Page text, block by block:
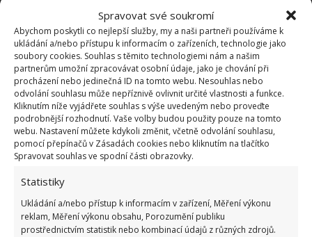
Spravovat své soukromí
Abychom poskytli co nejlepší služby, my a naši partneři používáme k
ukládání a/nebo přístupu k informacím o zařízeních, technologie jako
soubory cookies. Souhlas s těmito technologiemi nám a našim
partnerům umožní zpracovávat osobní údaje, jako je chování při
procházení nebo jedinečná ID na tomto webu. Nesouhlas nebo
odvolání souhlasu může nepříznivě ovlivnit určité vlastnosti a funkce.
Kliknutím níže vyjádřete souhlas s výše uvedeným nebo proveďte
podrobnější rozhodnutí. Vaše volby budou použity pouze na tomto
webu. Nastavení můžete kdykoli změnit, včetně odvolání souhlasu,
pomocí přepínačů v Zásadách cookies nebo kliknutím na tlačítko
Spravovat souhlas ve spodní části obrazovky.
Statistiky
Ukládání a/nebo přístup k informacím v zařízení, Měření výkonu
reklam, Měření výkonu obsahu, Porozumění publiku
prostřednictvím statistik nebo kombinací údajů z různých zdrojů.
Ideální je samozřejmě prevence v podobě ochranné
síťky, která se připevní přes okap. Díky ní do žlábku
nebudou padat listy ani jiné nečistoty. Pokud si
s čištěním okapů nebudete vědět rady, přivolejte si
na pomoc odborníka.
Obrázek: streaklessclean